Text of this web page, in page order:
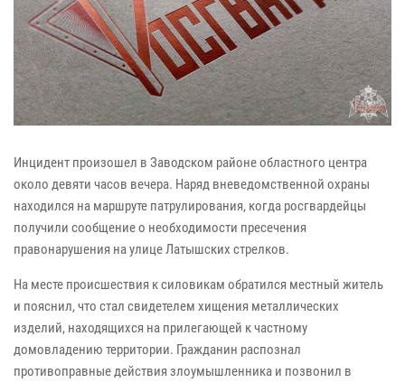
Инцидент произошел в Заводском районе областного центра
около девяти часов вечера. Наряд вневедомственной охраны
находился на маршруте патрулирования, когда росгвардейцы
получили сообщение о необходимости пресечения
правонарушения на улице Латышских стрелков.
На месте происшествия к силовикам обратился местный житель
и пояснил, что стал свидетелем хищения металлических
изделий, находящихся на прилегающей к частному
домовладению территории. Гражданин распознал
противоправные действия злоумышленника и позвонил в